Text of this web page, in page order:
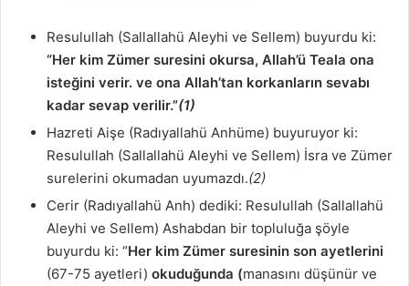
Resulullah (Sallallahü Aleyhi ve Sellem) buyurdu ki:
“Her kim Zümer suresini okursa, Allah’ü Teala ona
isteğini verir. ve ona Allah’tan korkanların sevabı
kadar sevap verilir.”(1)
Hazreti Aişe (Radıyallahü Anhüme) buyuruyor ki:
Resulullah (Sallallahü Aleyhi ve Sellem) İsra ve Zümer
surelerini okumadan uyumazdı.(2)
Cerir (Radıyallahü Anh) dediki: Resulullah (Sallallahü
Aleyhi ve Sellem) Ashabdan bir topluluğa şöyle
buyurdu ki: “Her kim Zümer suresinin son ayetlerini
(67-75 ayetleri) okuduğunda (manasını düşünür ve